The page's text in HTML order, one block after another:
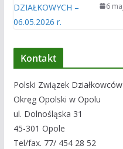
6
Kontakt
Polski Związek Działkowców
Okręg Opolski w Opolu
ul. Dolnośląska 31
45-301 Opole
Tel/fax. 77/ 454 28 52